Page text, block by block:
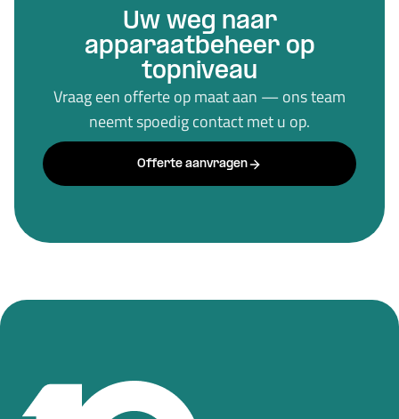
Uw weg naar
apparaatbeheer op
topniveau
Vraag een offerte op maat aan — ons team
neemt spoedig contact met u op.
Offerte aanvragen